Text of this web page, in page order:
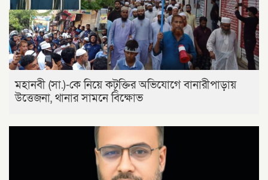
মহানবী (সা.)-কে নিয়ে কটূক্তির অভিযোগে বানারীপাড়ায়
উত্তেজনা, থানার সামনে বিক্ষোভ